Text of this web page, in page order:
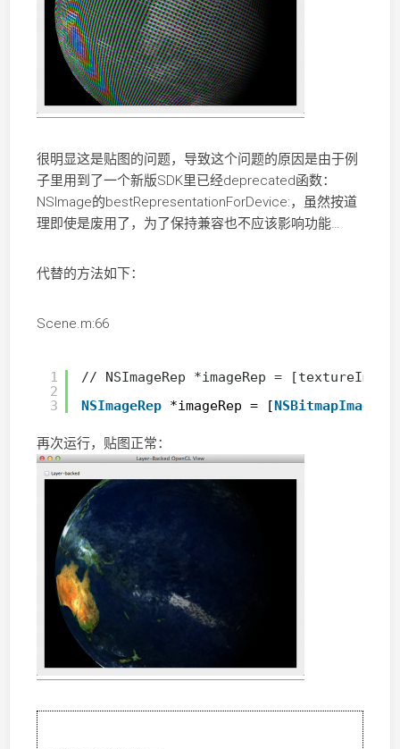
很明显这是贴图的问题，导致这个问题的原因是由于例
子里用到了一个新版SDK里已经deprecated函数：
NSImage的bestRepresentationForDevice:，虽然按道
理即使是废用了，为了保持兼容也不应该影响功能…
代替的方法如下：
Scene.m:66
1
2
3
// NSImageRep *imageRep =
NSImageRep *imageRep = [
再次运行，贴图正常：